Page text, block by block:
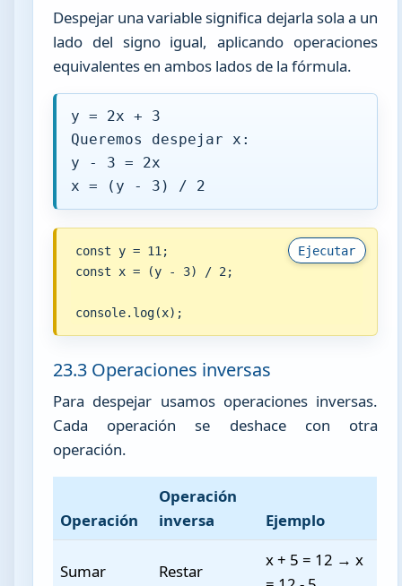
Despejar una variable significa dejarla sola a un
lado del signo igual, aplicando operaciones
equivalentes en ambos lados de la fórmula.
y = 2x + 3
Queremos despejar x:
y - 3 = 2x
x = (y - 3) / 2
Ejecutar
const y = 11;
const x = (y - 3) / 2;
console.log(x);
23.3 Operaciones inversas
Para despejar usamos operaciones inversas.
Cada operación se deshace con otra
operación.
Operación
Operación
inversa
Ejemplo
Sumar Restar
x + 5 = 12 → x